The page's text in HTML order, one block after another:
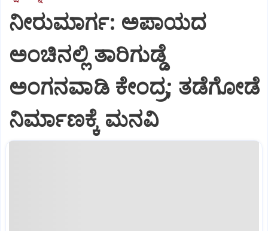
ನೀರುಮಾರ್ಗ: ಅಪಾಯದ
ಅಂಚಿನಲ್ಲಿ ತಾರಿಗುಡ್ಡೆ
ಅಂಗನವಾಡಿ ಕೇಂದ್ರ; ತಡೆಗೋಡೆ
ನಿರ್ಮಾಣಕ್ಕೆ ಮನವಿ